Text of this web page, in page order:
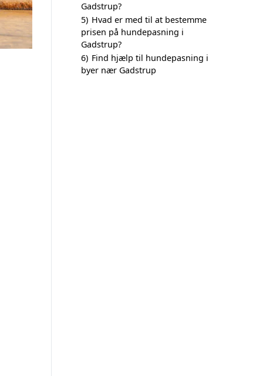
Gadstrup?
5) Hvad er med til at bestemme
prisen på hundepasning i
Gadstrup?
6) Find hjælp til hundepasning i
byer nær Gadstrup